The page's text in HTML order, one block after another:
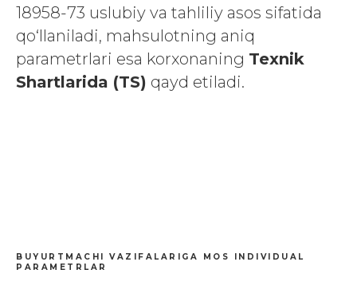
18958-73 uslubiy va tahliliy asos sifatida
qo‘llaniladi, mahsulotning aniq
parametrlari esa korxonaning Texnik
Shartlarida (TS) qayd etiladi.
BUYURTMACHI VAZIFALARIGA MOS INDIVIDUAL
PARAMETRLAR